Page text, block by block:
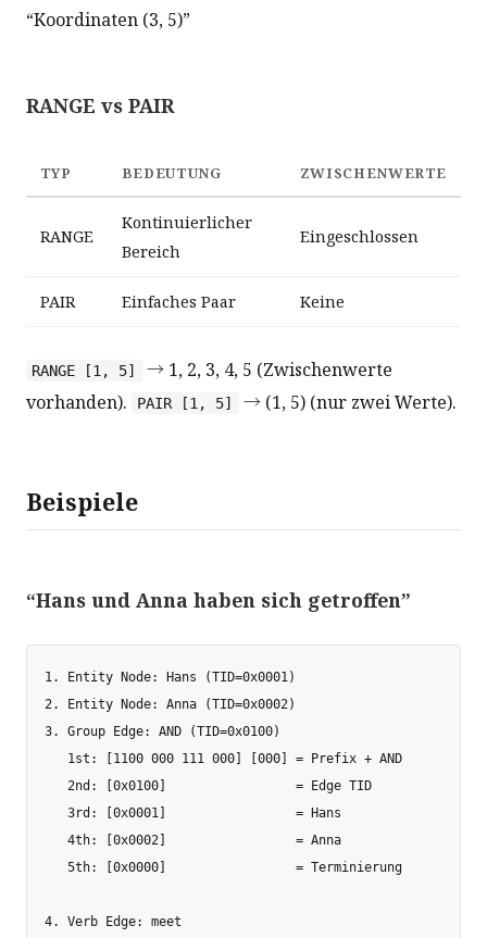
“Koordinaten (3, 5)”
RANGE vs PAIR
TYP BEDEUTUNG ZWISCHENWERTE
RANGE
Kontinuierlicher
Bereich
Eingeschlossen
PAIR Einfaches Paar Keine
RANGE [1, 5]
→ 1, 2, 3, 4, 5 (Zwischenwerte
vorhanden).
PAIR [1, 5] → (1, 5) (nur zwei Werte).
Beispiele
“Hans und Anna haben sich getroffen”
1. Entity Node: Hans (TID=0x0001)
2. Entity Node: Anna (TID=0x0002)
3. Group Edge: AND (TID=0x0100)
   1st: [1100 000 111 000] [000] = Prefix + AND
   2nd: [0x0100]                 = Edge TID
   3rd: [0x0001]                 = Hans
   4th: [0x0002]                 = Anna
   5th: [0x0000]                 = Terminierung
4. Verb Edge: meet